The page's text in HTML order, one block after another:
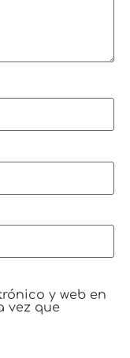
y web en
vez que